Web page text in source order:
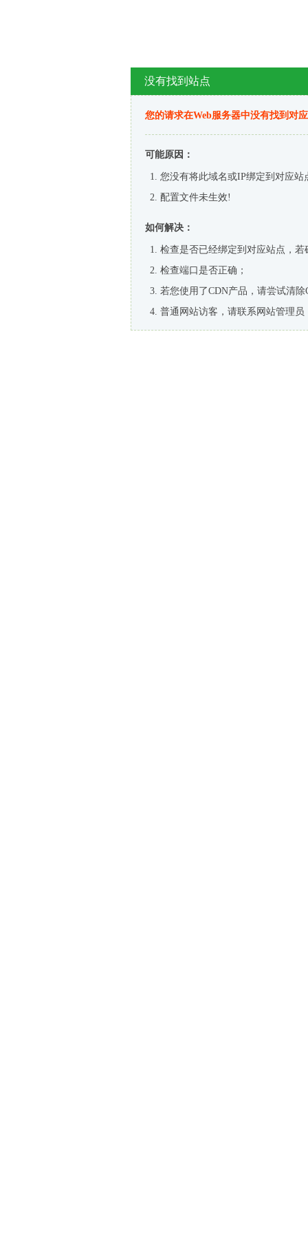
没有找到站点
您的请求在Web服务器中没有找到对
可能原因：
您没有将此域名或IP绑定到对应站
配置文件未生效!
如何解决：
检查是否已经绑定到对应站点，
检查端口是否正确；
若您使用了CDN产品，请尝试清除
普通网站访客，请联系网站管理员